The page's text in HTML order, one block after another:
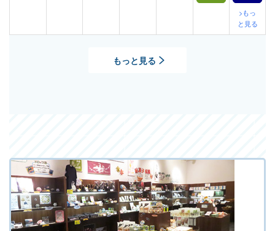
>もっ
と見る
もっと見る